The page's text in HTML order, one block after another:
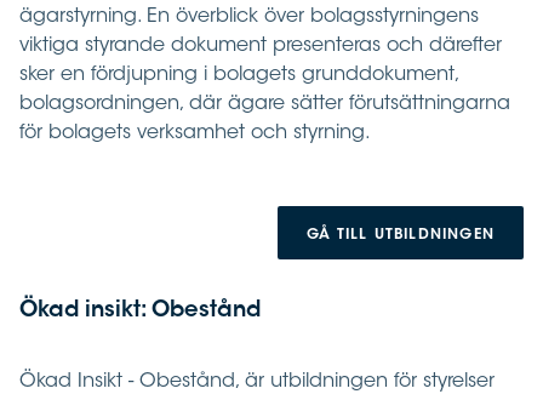
ägarstyrning. En överblick över bolagsstyrningens
viktiga styrande dokument presenteras och därefter
sker en fördjupning i bolagets grunddokument,
bolagsordningen, där ägare sätter förutsättningarna
för bolagets verksamhet och styrning.
GÅ TILL UTBILDNINGEN
Ökad insikt: Obestånd
Ökad Insikt - Obestånd, är utbildningen för styrelser